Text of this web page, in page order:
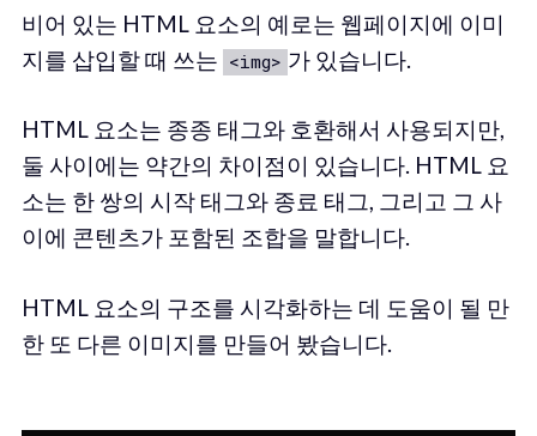
비어 있는 HTML 요소의 예로는 웹페이지에 이미
지를 삽입할 때 쓰는 <img> 가 있습니다.
HTML 요소는 종종 태그와 호환해서 사용되지만,
둘 사이에는 약간의 차이점이 있습니다. HTML 요
소는 한 쌍의 시작 태그와 종료 태그, 그리고 그 사
이에 콘텐츠가 포함된 조합을 말합니다.
HTML 요소의 구조를 시각화하는 데 도움이 될 만
한 또 다른 이미지를 만들어 봤습니다.